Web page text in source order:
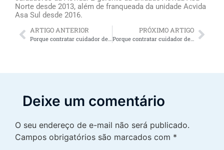
Norte desde 2013, além de franqueada da unidade Acvida
Asa Sul desde 2016.
ARTIGO ANTERIOR
Porque contratar cuidador de idosos Sobradinho DF oferece alívio para os familiares do idoso
PRÓXIMO ARTIGO
Porque contratar cuidador de idosos temporário oferece alívio para os familiares do idoso
Deixe um comentário
O seu endereço de e-mail não será publicado.
Campos obrigatórios são marcados com *